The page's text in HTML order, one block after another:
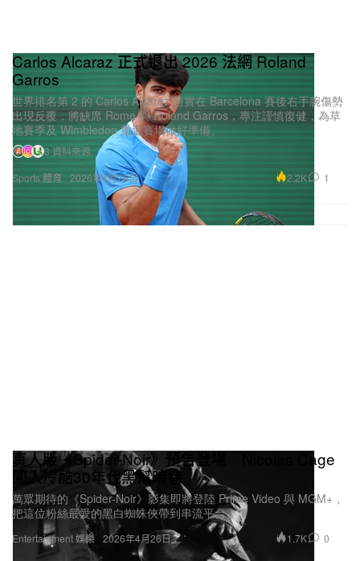
Sports 體育
Carlos Alcaraz 正式退出 2026 法網 Roland
Garros
世界排名第 2 的 Carlos Alcaraz 證實在 Barcelona 賽後右手腕傷勢
出現反覆，將缺席 Rome 與 Roland Garros，專注謹慎復健，為草
地賽季及 Wimbledon 重返賽場做好準備。
3 資料來源
2026年4月26日
2.2K 1
Entertainment 娛樂
真人版《Spider-Noir》預告登場 Nicolas Cage
闖入冷酷30年代黑幫暗巷
萬眾期待的《Spider-Noir》影集即將登陸 Prime Video 與 MGM+，
把這位粉絲最愛的黑白蜘蛛俠帶到串流平台。
2026年4月26日 1.7K 0